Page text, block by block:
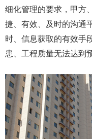
细化管理的要求，甲方
捷、有效、及时的沟通
时、信息获取的有效手
患、工程质量无法达到